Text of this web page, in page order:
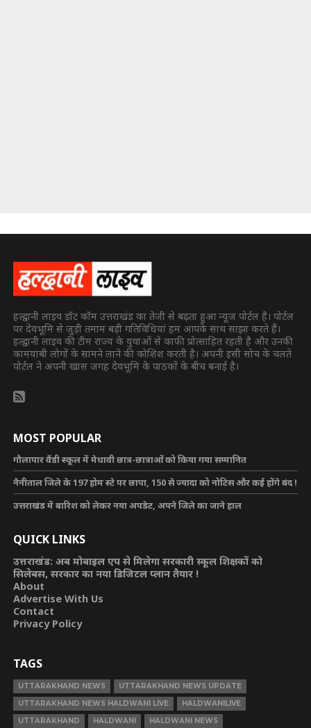
हल्द्वानी लाइव डॉट कॉम उत्तराखंड का तेजी से बढ़ता हुआ न्यूज पोर्टल है। पोर्टल
पर देवभूमि से जुड़ी तमाम बड़ी गतिविधियां हम आपके साथ साझा करते हैं।
हल्द्वानी लाइव की टीम राज्य के युवाओं से काफी प्रोत्साहित रहती है और उनकी
कामयाबी लोगों के सामने लाने की कोशिश करती है। अपनी इसी सोच के चलते
पोर्टल ने अपनी खास जगह देवभूमि के पाठकों के बीच बनाई है।
MOST POPULAR
गौलापार वैंडी स्कूल में मेधावी छात्र-छात्राओं को किया गया सम्मानित
नैनीताल जिले के 197 होम स्टे पर छापा, 150 से ज्यादा को नोटिस और कई होंगे बंद !
उत्तराखंड में बारिश को लेकर नया अपडेट, अपने जिले का जाने हाल
QUICK LINKS
उत्तराखंड: अब मोबाइल एप से मिलेगा सरकारी स्कूल शिक्षकों को
सिलेबस, सरकार का नया डिजिटल प्लान तैयार !
About
Advertise With Us
Contact
Privacy Policy
TAGS
UTTARAKHAND NEWS
UTTARAKHAND NEWS UPDATE
UTTARAKHAND NEWS HALDWANI LIVE
HALDWANILIVE
UTTARAKHAND
HALDWANI HALDWANI NEWS